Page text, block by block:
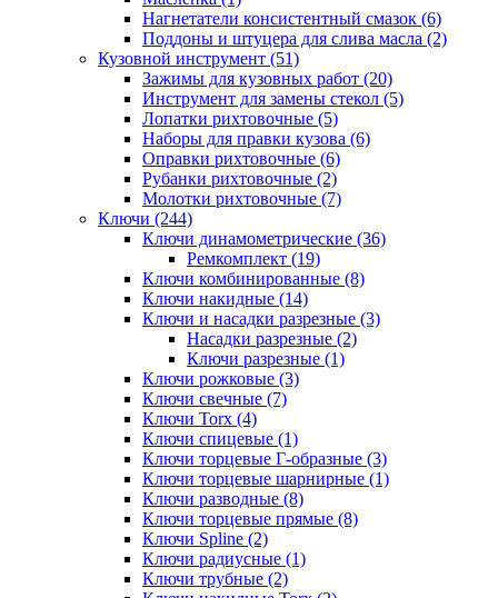
Нагнетатели консистентный смазок (6)
Поддоны и штуцера для слива масла (2)
Кузовной инструмент (51)
Зажимы для кузовных работ (20)
Инструмент для замены стекол (5)
Лопатки рихтовочные (5)
Наборы для правки кузова (6)
Оправки рихтовочные (6)
Рубанки рихтовочные (2)
Молотки рихтовочные (7)
Ключи (244)
Ключи динамометрические (36)
Ремкомплект (19)
Ключи комбинированные (8)
Ключи накидные (14)
Ключи и насадки разрезные (3)
Насадки разрезные (2)
Ключи разрезные (1)
Ключи рожковые (3)
Ключи свечные (7)
Ключи Torx (4)
Ключи спицевые (1)
Ключи торцевые Г-образные (3)
Ключи торцевые шарнирные (1)
Ключи разводные (8)
Ключи торцевые прямые (8)
Ключи Spline (2)
Ключи радиусные (1)
Ключи трубные (2)